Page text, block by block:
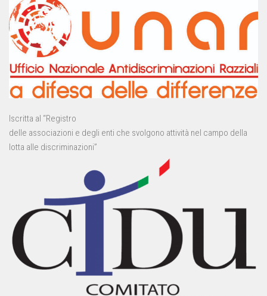
Iscritta al “Registro
delle associazioni e degli enti che svolgono attività nel campo della
lotta alle discriminazioni”